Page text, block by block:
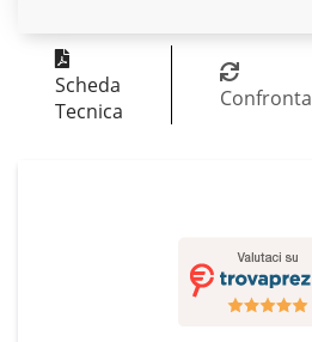
Scheda
Tecnica
Confronta